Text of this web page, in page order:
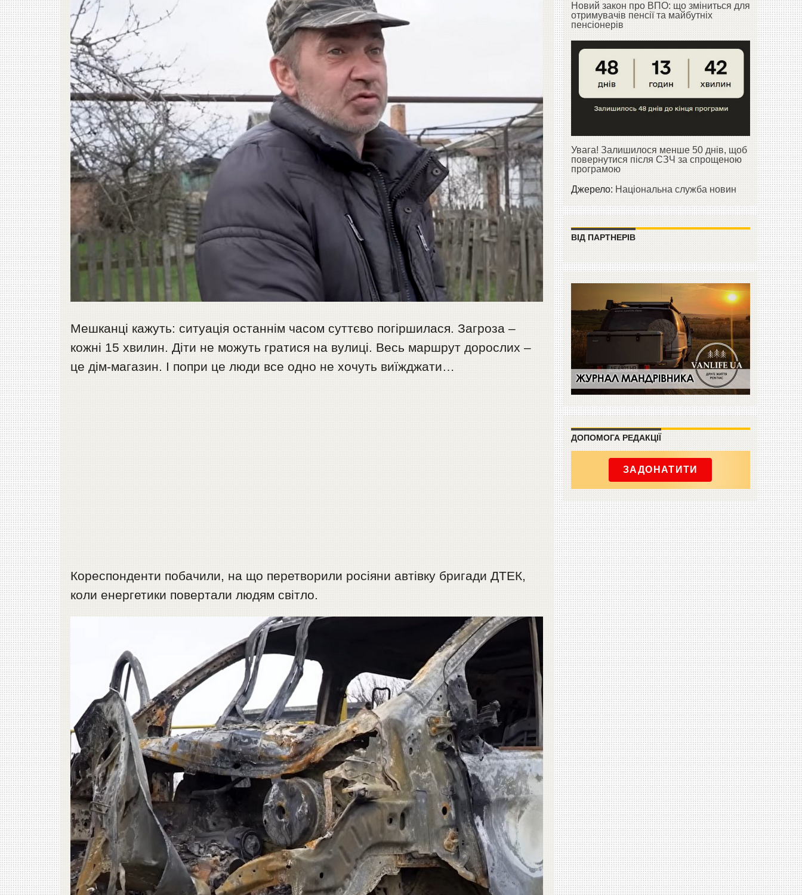
Мешканці кажуть: ситуація останнім часом суттєво погіршилася. Загроза –
кожні 15 хвилин. Діти не можуть гратися на вулиці. Весь маршрут дорослих –
це дім-магазин. І попри це люди все одно не хочуть виїжджати…
Кореспонденти побачили, на що перетворили росіяни автівку бригади ДТЕК,
коли енергетики повертали людям світло.
Новий закон про ВПО: що зміниться для
отримувачів пенсії та майбутніх
пенсіонерів
Увага! Залишилося менше 50 днів, щоб
повернутися після СЗЧ за спрощеною
програмою
Джерело:Національна служба новин
ВІД ПАРТНЕРІВ
ДОПОМОГА РЕДАКЦІЇ
ЗАДОНАТИТИ